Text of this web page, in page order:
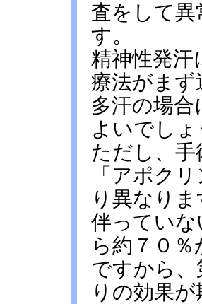
査をして異
す。
精神性発汗
療法がま
多汗の場
よいでしょ
ただし、
「アポク
り異なりま
伴っていな
ら約７０
ですから
りの効果